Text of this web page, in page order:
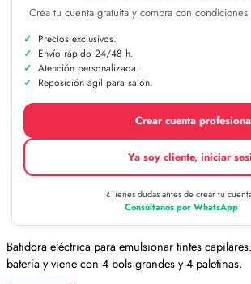
Crea tu cuenta gratuita y compra con
Precios exclusivos.
Envío rápido 24/48 h.
Atención personalizada.
Reposición ágil para salón.
Crear cuenta
Ya soy cliente, iniciar
¿Tienes dudas antes de crear tu
Consúltanos por WhatsApp
Batidora eléctrica para emulsionar tintes
batería y viene con 4 bols grandes y 4 paletinas.